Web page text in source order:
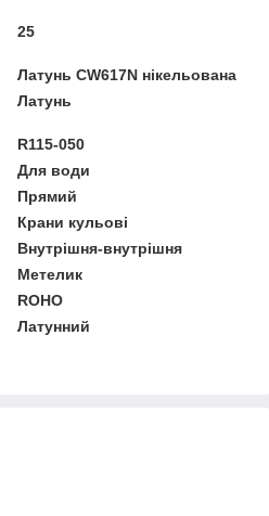
25
Латунь CW617N нікельована
Латунь
R115-050
Для води
Прямий
Крани кульові
Внутрішня-внутрішня
Метелик
ROHO
Латунний